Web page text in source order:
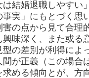
結婚退職しやすい
事実」にもとづく思
害の点から見て合理
興味深く、また或る
の差別が利得によ
間が正義（この場合
求める傾向とが、方